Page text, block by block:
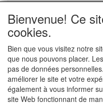
Foire aux plantes 2026
Conditions de vente
Commande - info
Contact
Bienvenue! Ce
cookies.
Bien que vous visitez notre
que nous pouvons placer.
pas de données
améliorer le site et votre
également à vous informer
site Web fonctionnant de